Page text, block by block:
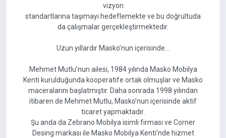
vizyon
standartlarına taşımayı hedeflemekte ve bu doğrultuda
da çalışmalar gerçekleştirmektedir.
Uzun yıllardır Masko’nun içerisinde…
Mehmet Mutlu’nun ailesi, 1984 yılında Masko Mobilya
Kenti kurulduğunda kooperatife ortak olmuşlar ve Masko
maceralarını başlatmıştır. Daha sonrada 1998 yılından
itibaren de Mehmet Mutlu, Masko’nun içerisinde aktif
ticaret yapmaktadır.
Şu anda da Zebrano Mobilya isimli firması ve Corner
Desing markası ile Masko Mobilya Kenti’nde hizmet